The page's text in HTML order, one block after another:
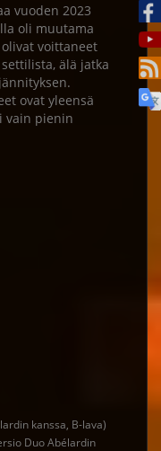
vuoden 2023
oli muutama
olivat voittaneet
älä jatka
ovat yleensä
vain pienin
kanssa, B-lava)
Duo Abélardin